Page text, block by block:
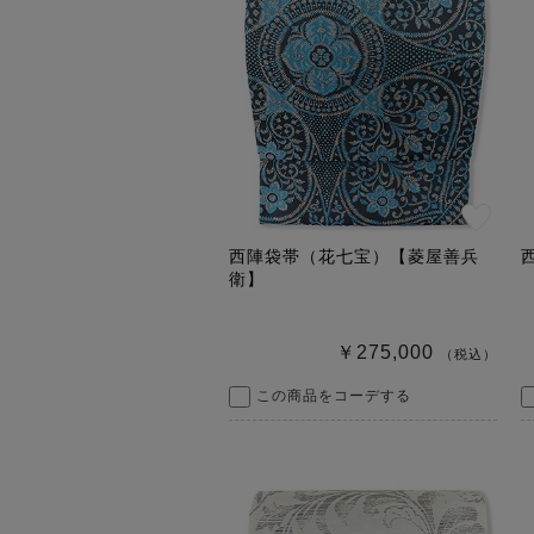
西陣袋帯（花七宝）【菱屋善兵
衛】
￥275,000 （税込）
この商品をコーデする